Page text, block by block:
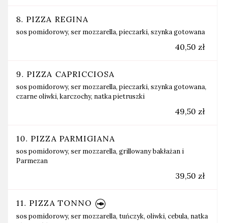
8. PIZZA REGINA
sos pomidorowy, ser mozzarella, pieczarki, szynka gotowana
40,50 zł
9. PIZZA CAPRICCIOSA
sos pomidorowy, ser mozzarella, pieczarki, szynka gotowana,
czarne oliwki, karczochy, natka pietruszki
49,50 zł
10. PIZZA PARMIGIANA
sos pomidorowy, ser mozzarella, grillowany bakłażan i
Parmezan
39,50 zł
11. PIZZA TONNO
sos pomidorowy, ser mozzarella, tuńczyk, oliwki, cebula, natka